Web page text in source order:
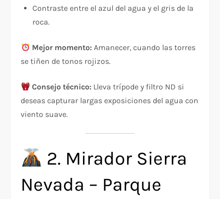
Contraste entre el azul del agua y el gris de la
roca.
Mejor momento:Amanecer, cuando las torres
se tiñen de tonos rojizos.
Consejo técnico:Lleva trípode y filtro ND si
deseas capturar largas exposiciones del agua con
viento suave.
2. Mirador Sierra
Nevada – Parque